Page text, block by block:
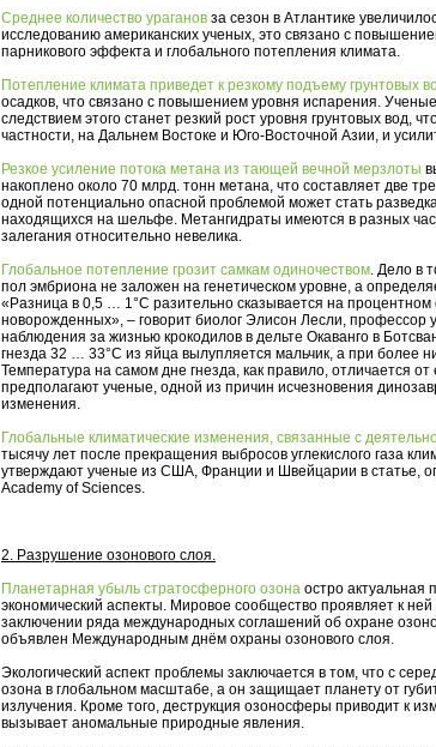
Среднее количество ураганов за сезон в Атлантике
исследованию американских ученых, это связано с
парникового эффекта и глобального потепления климата.
Потепление климата приведет к резкому подъему грунтовых
осадков, что связано с повышением уровня испарения.
следствием этого станет резкий рост уровня грунтовых вод,
частности, на Дальнем Востоке и Юго-Восточной Азии, и
Резкое усиление потока метана из тающей вечной мерзлоты
накоплено около 70 млрд. тонн метана, что составляет две
одной потенциально опасной проблемой может стать
находящихся на шельфе. Метангидраты имеются в разных
залегания относительно невелика.
Глобальное потепление грозит самкам одиночеством. Дело в
пол эмбриона не заложен на генетическом уровне, а
«Разница в 0,5 … 1°C разительно сказывается на
новорожденных», – говорит биолог Элисон Лесли,
наблюдения за жизнью крокодилов в дельте Окаванго в
гнезда 32 … 33°С из яйца вылупляется мальчик, а при более
Температура на самом дне гнезда, как правило, отличается
предполагают ученые, одной из причин исчезновения
изменения.
Глобальные климатические изменения, связанные с
тысячу лет после прекращения выбросов углекислого газа
утверждают ученые из США, Франции и Швейцарии в статье,
Academy of Sciences.
2. Разрушение озонового слоя.
Планетарная убыль стратосферного озона остро актуальная
экономический аспекты. Мировое сообщество проявляет к
заключении ряда международных соглашений об охране
объявлен Международным днём охраны озонового слоя.
Экологический аспект проблемы заключается в том, что с
озона в глобальном масштабе, а он защищает планету от
излучения. Кроме того, деструкция озоносферы приводит к
вызывает аномальные природные явления.